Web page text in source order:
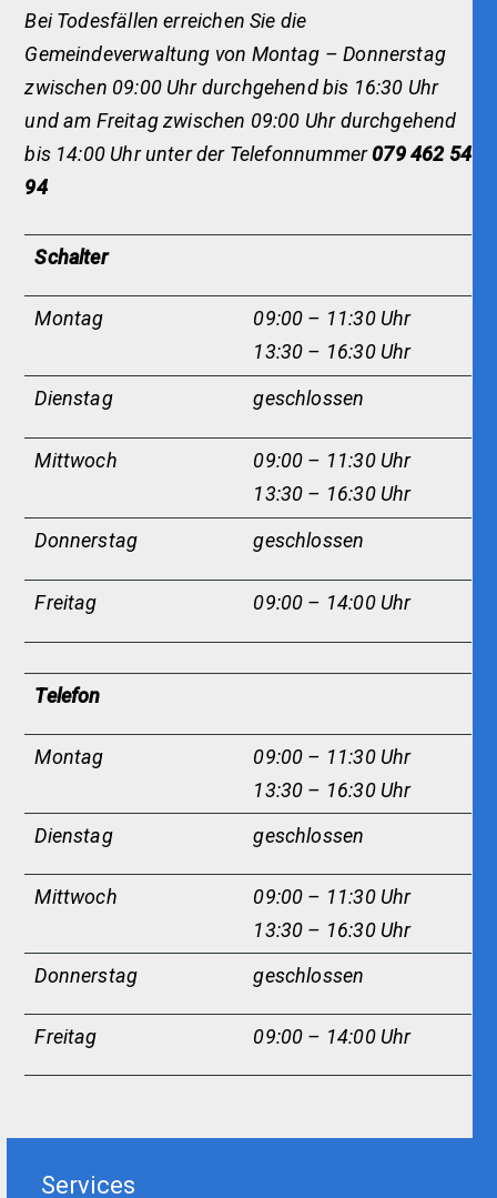
Bei Todesfällen erreichen Sie die
Gemeindeverwaltung von Montag – Donnerstag
zwischen 09:00 Uhr durchgehend bis 16:30 Uhr
und am Freitag zwischen 09:00 Uhr durchgehend
bis 14:00 Uhr unter der Telefonnummer079 462 54
94
Schalter
Montag
09:00 – 11:30 Uhr
13:30 – 16:30 Uhr
Dienstag
geschlossen
Mittwoch
09:00 – 11:30 Uhr
13:30 – 16:30 Uhr
Donnerstag
geschlossen
Freitag 09:00 – 14:00 Uhr
Telefon
Montag
09:00 – 11:30 Uhr
13:30 – 16:30 Uhr
Dienstag
geschlossen
Mittwoch
09:00 – 11:30 Uhr
13:30 – 16:30 Uhr
Donnerstag
geschlossen
Freitag 09:00 – 14:00 Uhr
Services